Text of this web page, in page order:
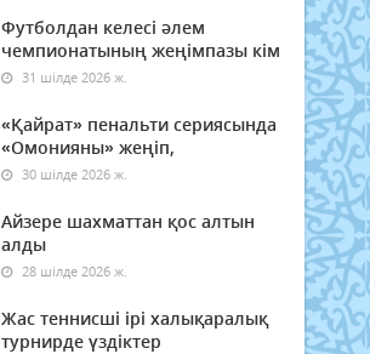
Футболдан келесі әлем
чемпионатының жеңімпазы кім
31 шілде 2026 ж.
«Қайрат» пенальти сериясында
«Омонияны» жеңіп,
30 шілде 2026 ж.
Айзере шахматтан қос алтын
алды
28 шілде 2026 ж.
Жас теннисші ірі халықаралық
турнирде үздіктер